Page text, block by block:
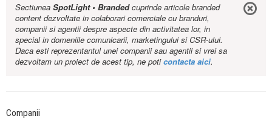
Sectiunea SpotLight • Brandedcuprinde articole branded
content dezvoltate in colaborari comerciale cu branduri,
companii si agentii despre aspecte din activitatea lor, in
special in domeniile comunicarii, marketingului si CSR-ului.
Daca esti reprezentantul unei companii sau agentii si vrei sa
dezvoltam un proiect de acest tip, ne poticontacta aici.
Companii